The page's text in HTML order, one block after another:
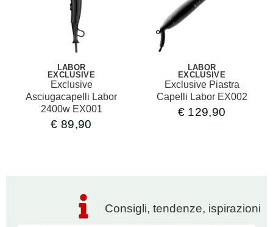
Consigli, tendenze, ispirazioni
LABOR
EXCLUSIVE
Exclusive
Asciugacapelli Labor
2400w EX001
€ 89,90
LABOR
EXCLUSIVE
Exclusive Piastra
Capelli Labor EX002
€ 129,90